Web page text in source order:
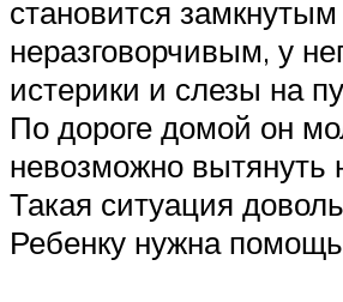
становится
неразговорчивым, у
истерики и слезы на
По дороге домой он
невозможно вытянуть
Такая ситуация
Ребенку нужна